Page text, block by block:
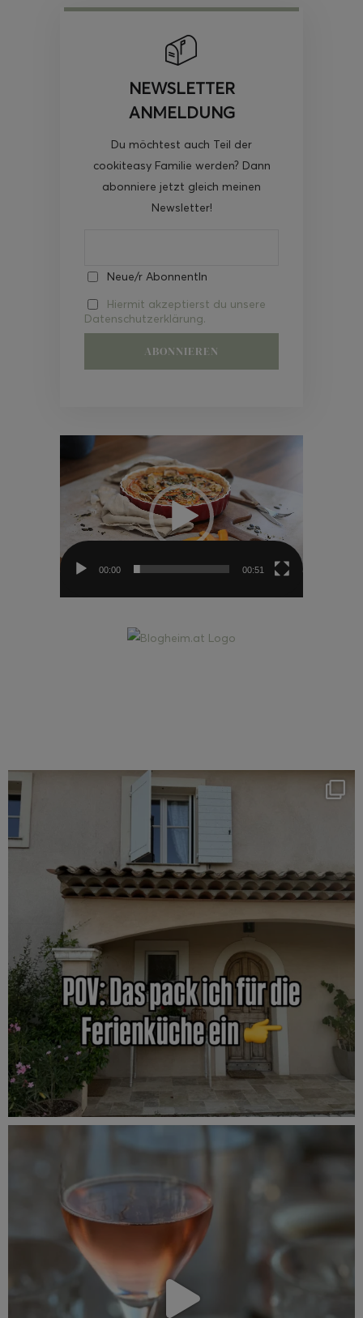
NEWSLETTER
ANMELDUNG
Du möchtest auch Teil der
cookiteasy Familie werden? Dann
abonniere jetzt gleich meinen
Newsletter!
Neue/r AbonnentIn
Hiermit akzeptierst du unsere
Datenschutzerklärung.
Video-
00:00 00:51